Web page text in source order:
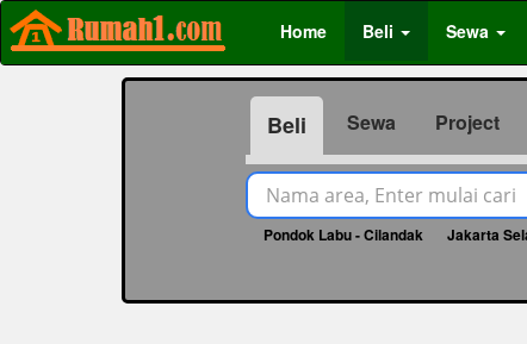
Home Beli Sewa
Beli Sewa Project
Pondok Labu - Cilandak Jakarta